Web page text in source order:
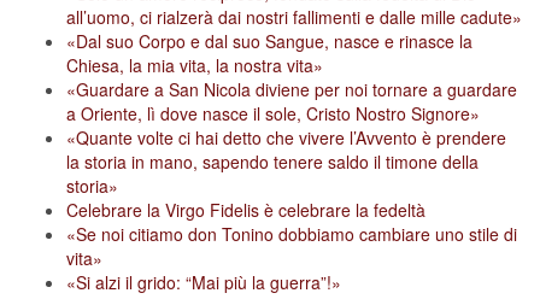
all’uomo, ci rialzerà dai nostri fallimenti e dalle mille cadute»
«Dal suo Corpo e dal suo Sangue, nasce e rinasce la
Chiesa, la mia vita, la nostra vita»
«Guardare a San Nicola diviene per noi tornare a guardare
a Oriente, lì dove nasce il sole, Cristo Nostro Signore»
«Quante volte ci hai detto che vivere l’Avvento è prendere
la storia in mano, sapendo tenere saldo il timone della
storia»
Celebrare la Virgo Fidelis è celebrare la fedeltà
«Se noi citiamo don Tonino dobbiamo cambiare uno stile di
vita»
«Si alzi il grido: “Mai più la guerra”!»